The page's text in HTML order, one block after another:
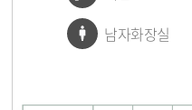
남자화장실